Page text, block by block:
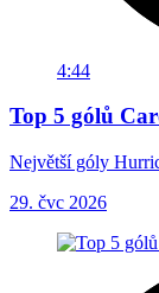
4:44
Top 5 gólů
Největší góly
29. čvc 2026